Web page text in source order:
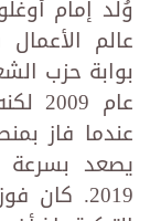
عالم
بوابة حزب
عندما فاز
يصعد بسرعة
2019.